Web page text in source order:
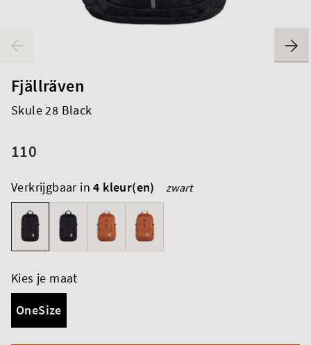
Fjällräven
Skule 28 Black
110
Verkrijgbaar in4 kleur(en) zwart
Kies je maat
OneSize